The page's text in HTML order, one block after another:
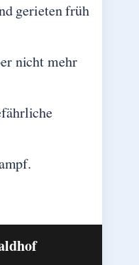
gerieten früh
nicht mehr